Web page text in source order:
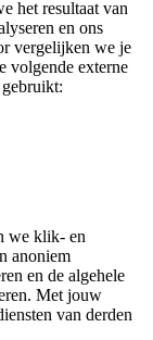
het resultaat van
en ons
vergelijken we je
volgende externe
we klik- en
anoniem
en de algehele
Met jouw
van derden